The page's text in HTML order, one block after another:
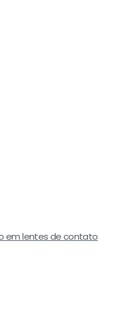
em lentes de contato